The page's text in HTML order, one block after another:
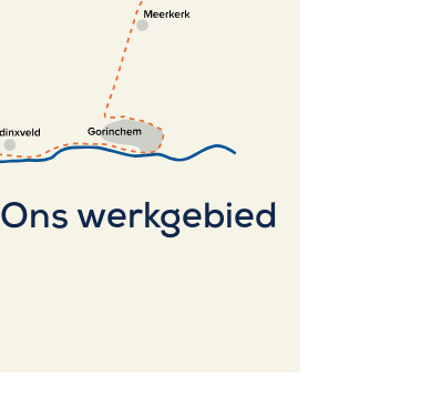
Ons werkgebied